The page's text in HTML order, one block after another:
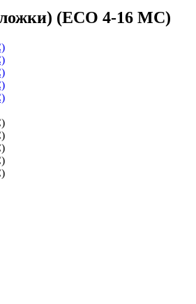
(ЕСО 4-16 MC)